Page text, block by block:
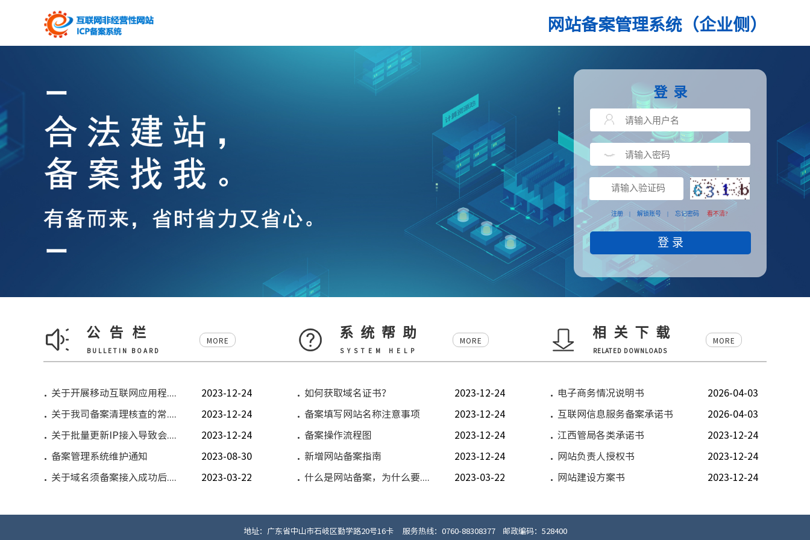
网站备案管理系统（企业侧）
登 录
注册 | 解锁账号 | 忘记密码 看不清?
登 录
公告栏
BULLETIN BOARD
MORE
关于开展移动互联网应用程.... 2023-12-24
关于我司备案清理核查的常.... 2023-12-24
关于批量更新IP接入导致会.... 2023-12-24
备案管理系统维护通知 2023-08-30
关于域名须备案接入成功后.... 2023-03-22
系统帮助
SYSTEM HELP
MORE
如何获取域名证书？ 2023-12-24
备案填写网站名称注意事项 2023-12-24
备案操作流程图 2023-12-24
新增网站备案指南 2023-12-24
什么是网站备案，为什么要.... 2023-03-22
相关下载
RELATED DOWNLOADS
MORE
电子商务情况说明书 2026-04-03
互联网信息服务备案承诺书 2026-04-03
江西管局各类承诺书 2023-12-24
网站负责人授权书 2023-12-24
网站建设方案书 2023-12-24
地址：广东省中山市石岐区勤学路20号16卡 服务热线：0760-88308377 邮政编码：528400